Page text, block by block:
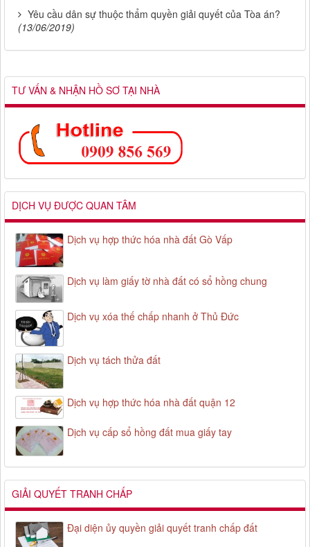
Yêu cầu dân sự thuộc thẩm quyền giải quyết của Tòa án?
(13/06/2019)
TƯ VẤN & NHẬN HỒ SƠ TẠI NHÀ
DỊCH VỤ ĐƯỢC QUAN TÂM
Dịch vụ hợp thức hóa nhà đất Gò Vấp
Dịch vụ làm giấy tờ nhà đất có sổ hồng chung
Dịch vụ xóa thế chấp nhanh ở Thủ Đức
Dịch vụ tách thửa đất
Dịch vụ hợp thức hóa nhà đất quận 12
Dịch vụ cấp sổ hồng đất mua giấy tay
GIẢI QUYẾT TRANH CHẤP
Đại diện ủy quyền giải quyết tranh chấp đất